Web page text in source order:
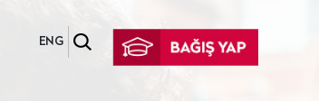
ENG